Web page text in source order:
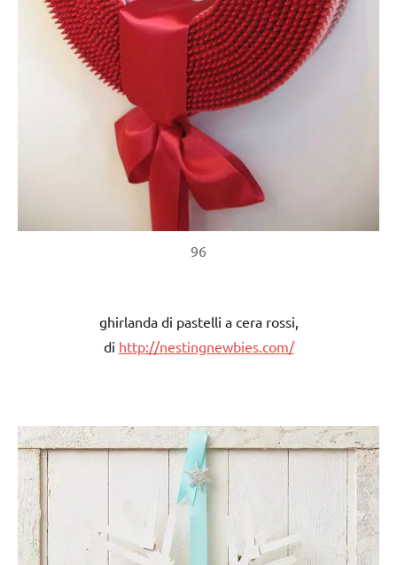
96
ghirlanda di pastelli a cera rossi,
di http://nestingnewbies.com/